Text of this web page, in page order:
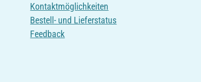
Kontaktmöglichkeiten
Bestell- und Lieferstatus
Feedback